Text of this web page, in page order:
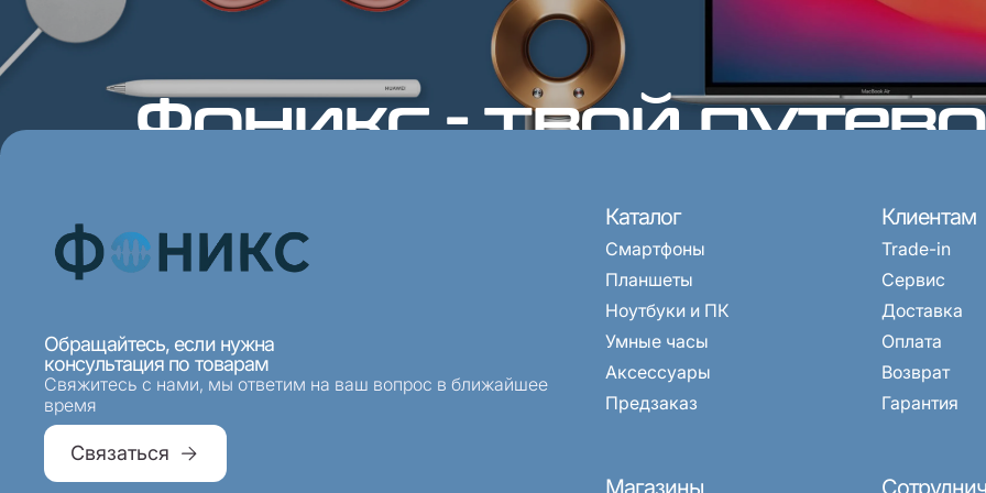
Фоникс - твой
8 (495) 968-33-33
Ежедневно 10:00-20:00
8 (495) 968-33-33 fonyx.store@mail.ru
Можете написать нам на
Обращайтесь, если нужна
консультация по товарам
Свяжитесь с нами, мы ответим на ваш вопрос в ближайшее
время
Связаться
Каталог
Смартфоны
Планшеты
Ноутбуки и ПК
Умные часы
Аксессуары
Предзаказ
Клиентам
Trade-in
Сервис
Доставка
Оплата
Возврат
Гарантия
Магазины